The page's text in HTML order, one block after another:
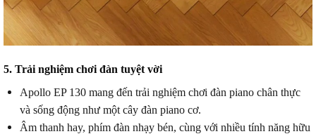
5. Trải nghiệm chơi đàn tuyệt vời
Apollo EP 130 mang đến trải nghiệm chơi đàn piano chân thực
và sống động như một cây đàn piano cơ.
Âm thanh hay, phím đàn nhạy bén, cùng với nhiều tính năng hữu